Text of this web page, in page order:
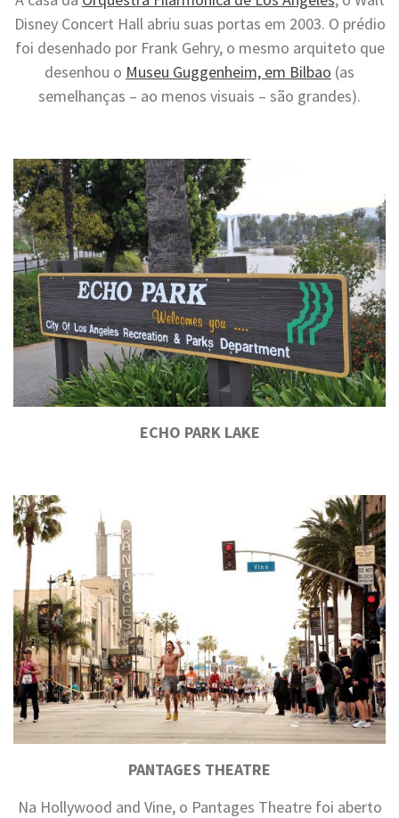
Disney Concert Hall abriu suas portas em 2003. O prédio
foi desenhado por Frank Gehry, o mesmo arquiteto que
desenhou o Museu Guggenheim, em Bilbao (as
semelhanças – ao menos visuais – são grandes).
ECHO PARK LAKE
PANTAGES THEATRE
Na Hollywood and Vine, o Pantages Theatre foi aberto